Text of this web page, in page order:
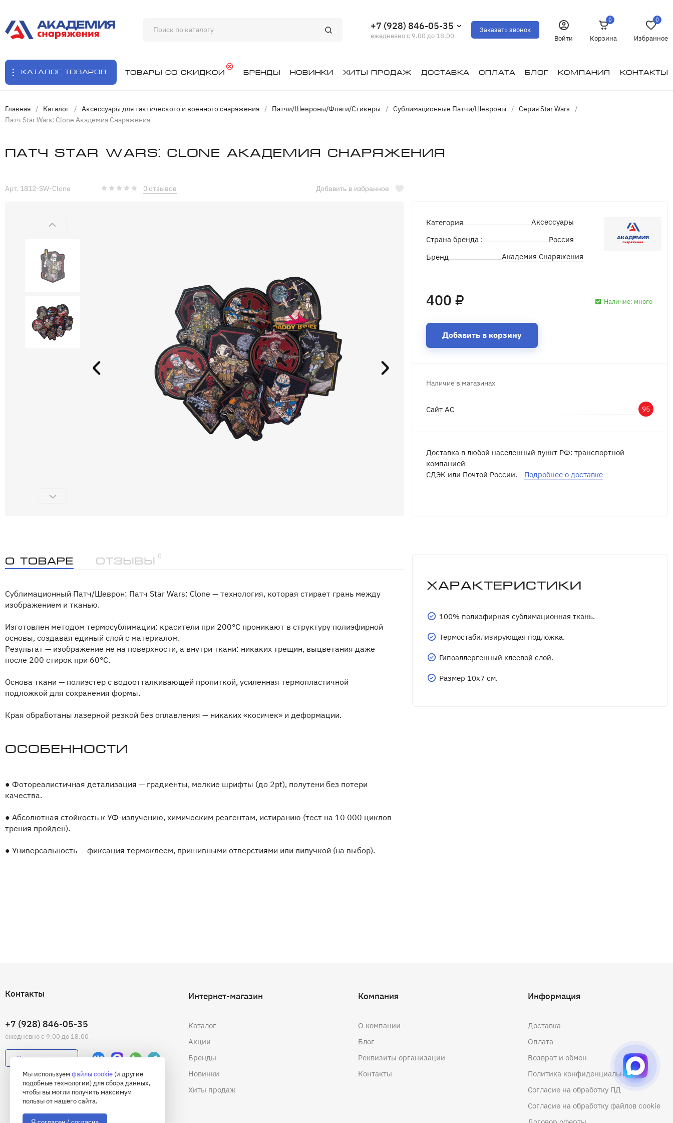
+7 (928) 846-05-35
ежедневно с 9.00 до 18.00
Заказать звонок
Войти
0
Корзина
0
Избранное
Каталог товаров Товары со скидкой Бренды Новинки Хиты продаж Доставка Оплата Блог Компания Контакты
Главная / Каталог / Аксессуары для тактического и военного снаряжения / Патчи/Шевроны/Флаги/Стикеры / Сублимационные Патчи/Шевроны / Cерия Star Wars
/
Патч Star Wars: Clone Академия Снаряжения
Патч Star Wars: Clone Академия Снаряжения
Арт. 1812-SW-Clone 0 отзывов Добавить в избранное
Категория
Аксессуары
Страна бренда :
Россия
Бренд
Академия Снаряжения
400 ₽ Наличие: много
Добавить в корзину
Наличие в магазинах
Сайт АС 95
Доставка в любой населенный пункт РФ: транспортной
компанией
СДЭК или Почтой России.
Подробнее о доставке
О товаре Отзывы
0
Сублимационный Патч/Шеврон: Патч Star Wars: Clone — технология, которая стирает грань между
изображением и тканью.
Изготовлен методом термосублимации: красители при 200°C проникают в структуру полиэфирной
основы, создавая единый слой с материалом.
Результат — изображение не на поверхности, а внутри ткани: никаких трещин, выцветания даже
после 200 стирок при 60°C.
Основа ткани — полиэстер с водоотталкивающей пропиткой, усиленная термопластичной
подложкой для сохранения формы.
Края обработаны лазерной резкой без оплавления — никаких «косичек» и деформации.
Особенности
● Фотореалистичная детализация — градиенты, мелкие шрифты (до 2pt), полутени без потери
качества.
● Абсолютная стойкость к УФ-излучению, химическим реагентам, истиранию (тест на 10 000 циклов
трения пройден).
● Универсальность — фиксация термоклеем, пришивными отверстиями или липучкой (на выбор).
Характеристики
100% полиэфирная сублимационная ткань.
Термостабилизирующая подложка.
Гипоаллергенный клеевой слой.
Размер 10х7 см.
Контакты
+7 (928) 846-05-35
ежедневно с 9.00 до 18.00
Наши магазины
Интернет-магазин
Каталог
Акции
Бренды
Новинки
Хиты продаж
Компания
О компании
Блог
Реквизиты организации
Контакты
Информация
Доставка
Оплата
Возврат и обмен
Политика конфиденциальности
Согласие на обработку ПД
Согласие на обработку файлов cookie
Мы используем файлы cookie (и другие
подобные технологии) для сбора данных,
чтобы вы могли получить максимум
пользы от нашего сайта.